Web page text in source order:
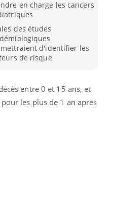
en charge les cancers
des études
d'identifier les
de risque
entre 0 et 15 ans, et
les plus de 1 an après